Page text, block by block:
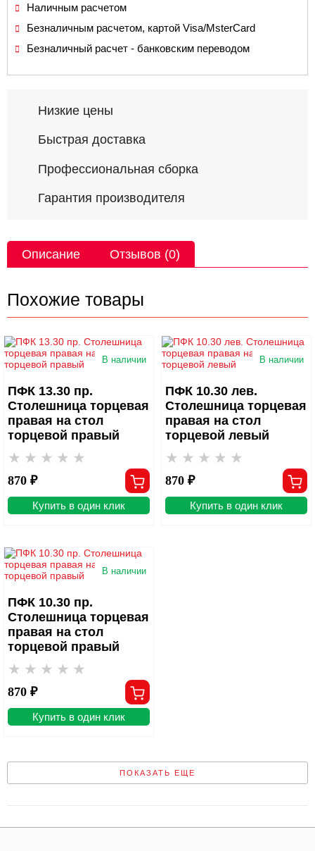
Наличным расчетом
Безналичным расчетом, картой Visa/MsterCard
Безналичный расчет - банковским переводом
Низкие цены
Быстрая доставка
Профессиональная сборка
Гарантия производителя
Описание Отзывов (0)
Похожие товары
В наличии
ПФК 13.30 пр.
Столешница торцевая
правая на стол
торцевой правый
870 ₽
Купить в один клик
В наличии
ПФК 10.30 лев.
Столешница торцевая
правая на стол
торцевой левый
870 ₽
Купить в один клик
В наличии
ПФК 10.30 пр.
Столешница торцевая
правая на стол
торцевой правый
870 ₽
Купить в один клик
ПОКАЗАТЬ ЕЩЕ